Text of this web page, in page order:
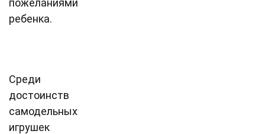
пожеланиями
ребенка.
Среди
достоинств
самодельных
игрушек